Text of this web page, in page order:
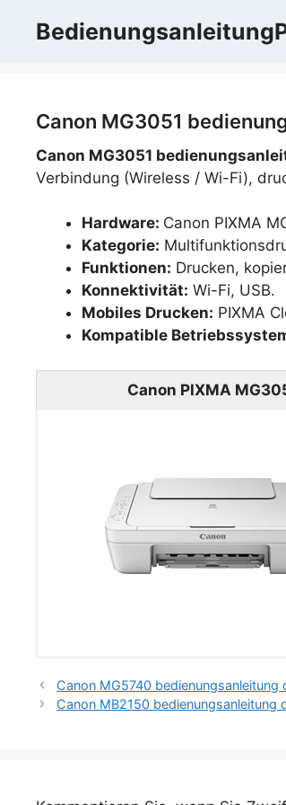
Canon MG3051
Canon MG3051
Verbindung (Wireless / Wi-Fi),
Hardware: Canon PIXMA
Kategorie:
Funktionen: Drucken,
Konnektivität: Wi-Fi, USB.
Mobiles Drucken: PIXMA
Kompatible
Canon PIXMA
Canon MG5740 bedienungsanleitung
Canon MB2150 bedienungsanleitung